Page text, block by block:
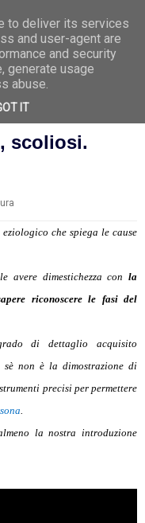
7 Ago
2026
di schiena,
scoliosi.
che spiega le cause
avere dimestichezza con la
riconoscere le fasi del
di dettaglio acquisito
non è la dimostrazione di
precisi per permettere
.
la nostra introduzione
to deliver its services
and user-agent are
and security
generate usage
abuse.
IT